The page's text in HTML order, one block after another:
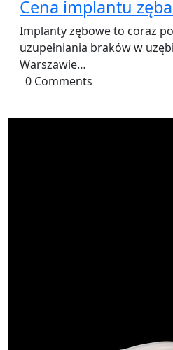
Cena implantu
Implanty zębowe to coraz
uzupełniania braków w
Warszawie…
0 Comments